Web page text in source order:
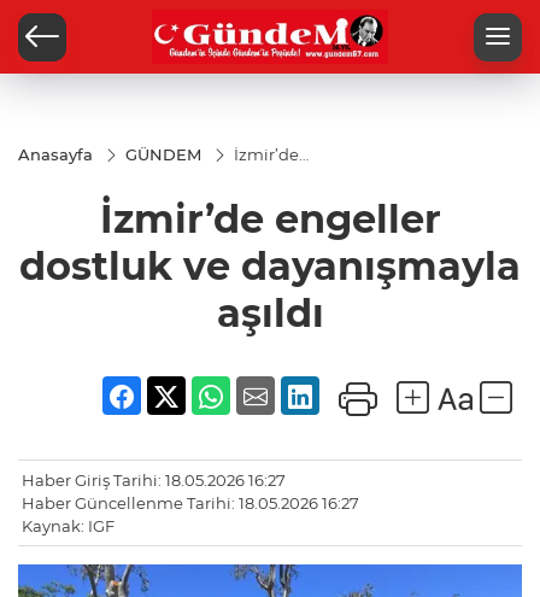
Anasayfa GÜNDEM
İzmir’de
dayanışmayla
aşıldı
İzmir’de engeller
dostluk ve dayanışmayla
aşıldı
Haber Giriş Tarihi: 18.05.2026 16:27
Haber Güncellenme Tarihi: 18.05.2026 16:27
Kaynak: IGF